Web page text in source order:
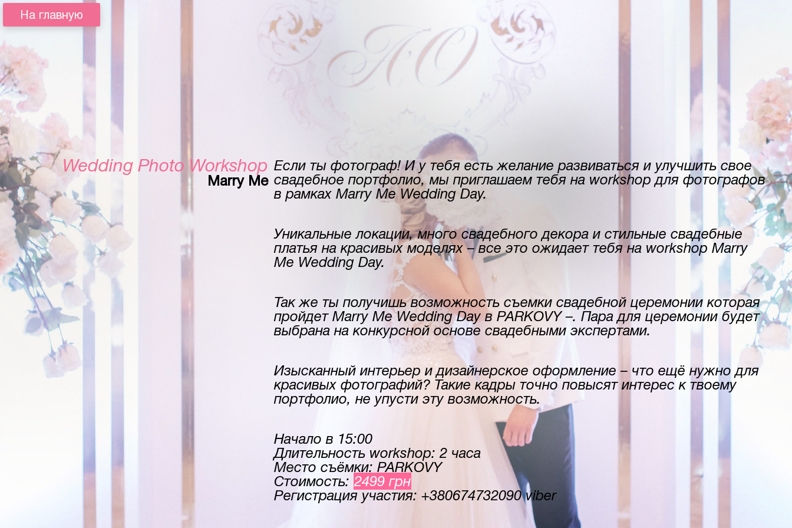
Wedding Photo Workshop
Marry Me
Если ты фотограф! И у тебя есть желание развиваться и улучшить свое
свадебное портфолио, мы приглашаем тебя на workshop для фотографов
в рамках Marry Me Wedding Day.
Уникальные локации, много свадебного декора и стильные свадебные
платья на красивых моделях – все это ожидает тебя на workshop Marry
Me Wedding Day.
Так же ты получишь возможность съемки свадебной церемонии которая
пройдет Marry Me Wedding Day в PARKOVY –. Пара для церемонии будет
выбрана на конкурсной основе свадебными экспертами.
Изысканный интерьер и дизайнерское оформление – что ещё нужно для
красивых фотографий? Такие кадры точно повысят интерес к твоему
портфолио, не упусти эту возможность.
Начало в 15:00
Длительность workshop: 2 часа
Место съёмки: PARKOVY
Стоимость: 2499 грн
Регистрация участия: ‎‎+380674732090 viber
На главную